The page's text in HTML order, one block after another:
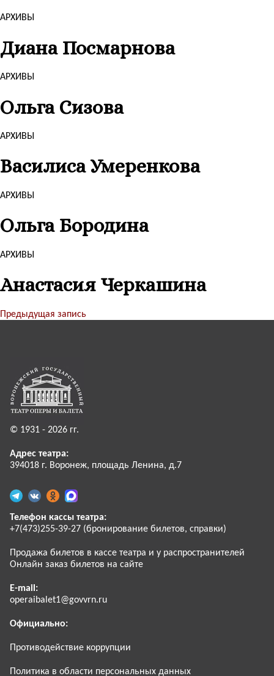
АРХИВЫ
Диана Посмарнова
АРХИВЫ
Ольга Сизова
АРХИВЫ
Василиса Умеренкова
АРХИВЫ
Ольга Бородина
АРХИВЫ
Анастасия Черкашина
Предыдущая запись
© 1931 - 2026 гг.
Адрес театра:
394018 г. Воронеж, площадь Ленина, д.7
Телефон кассы театра:
+7(473)255-39-27 (бронирование билетов, справки)
Продажа билетов в кассе театра и у распространителей
Онлайн заказ билетов на сайте
E-mail:
operaibalet1@govvrn.ru
Официально:
Противодействие коррупции
Политика в области персональных данных